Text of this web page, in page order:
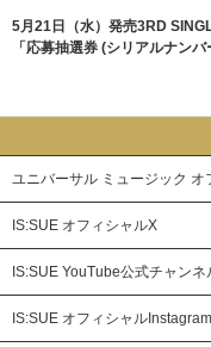
5月21日（水）発売3RD
「応募抽選券 (シリアルナン
ユニバーサル ミュージック オ
IS:SUE オフィシャルX
IS:SUE YouTube公式チャンネ
IS:SUE オフィシャルInstagram